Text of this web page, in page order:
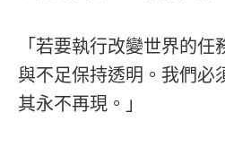
「若要執行改變世界的
與不足保持透明。我們必
其永不再現。」